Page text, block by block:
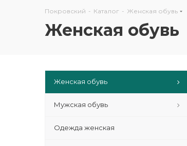
Покровский - Каталог - Женская обувь
Женская обувь
Женская обувь
Мужская обувь
Одежда женская